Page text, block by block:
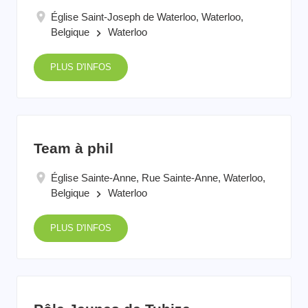
Église Saint-Joseph de Waterloo, Waterloo,
Belgique
keyboard_arrow_right Waterloo
PLUS D'INFOS
Team à phil
Église Sainte-Anne, Rue Sainte-Anne, Waterloo,
Belgique
keyboard_arrow_right Waterloo
PLUS D'INFOS